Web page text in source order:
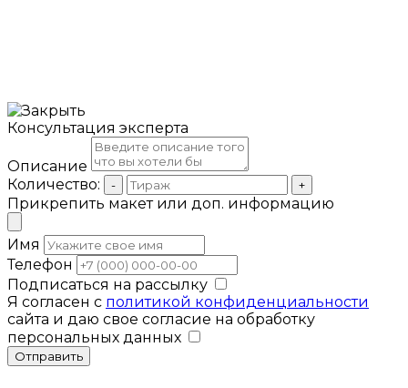
Консультация эксперта
Описание
Количество:
- +
Прикрепить макет или доп. информацию
Имя
Телефон
Подписаться на рассылку
Я согласен с политикой конфиденциальности
сайта и даю свое согласие на обработку
персональных данных
Отправить